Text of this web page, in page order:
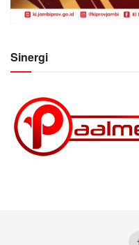
Sinergi